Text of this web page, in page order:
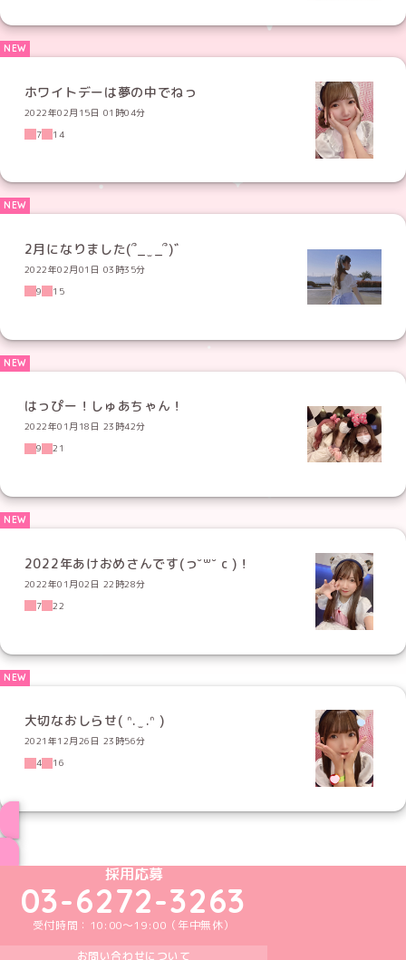
ホワイトデーは夢の中でねっ
2022年02月15日 01時04分
7
14
2月になりました(՞_ ̫ _՞)゛
2022年02月01日 03時35分
9
15
はっぴー！しゅあちゃん！
2022年01月18日 23時42分
9
21
2022年あけおめさんです(っ˘꒳˘ c )！
2022年01月02日 22時28分
7
22
大切なおしらせ( ᐢ. ̫ .ᐢ )
2021年12月26日 23時56分
4
16
めいどりーみんTikTok公式アカウント
めいどりーみんX公式アカウント
めいどりーみんInstagram公式アカウント
めいどりーみんFacebook公式アカウン
めいどりーみんYouTube公式アカ
採用応募
03-6272-3263
受付時間：10:00～19:00（年中無休）
お問い合わせについて